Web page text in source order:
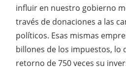
influir en nuestro gobierno
través de donaciones a las
políticos. Esas mismas
billones de los impuestos, lo
retorno de 750 veces su